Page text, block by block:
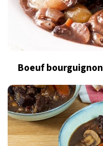
Boeuf bourguignon